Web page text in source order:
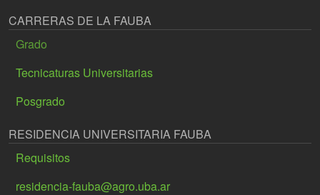
CARRERAS DE LA FAUBA
Grado
Tecnicaturas Universitarias
Posgrado
RESIDENCIA UNIVERSITARIA FAUBA
Requisitos
residencia-fauba@agro.uba.ar